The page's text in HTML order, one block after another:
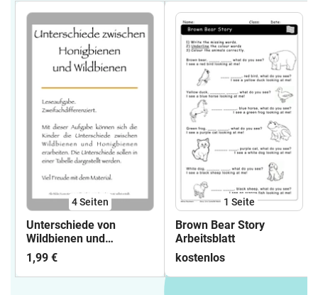
4Seiten
Unterschiede von
Wildbienen und
Honigbienen
1,99 €
1 Seite
Brown Bear Story
Arbeitsblatt
kostenlos